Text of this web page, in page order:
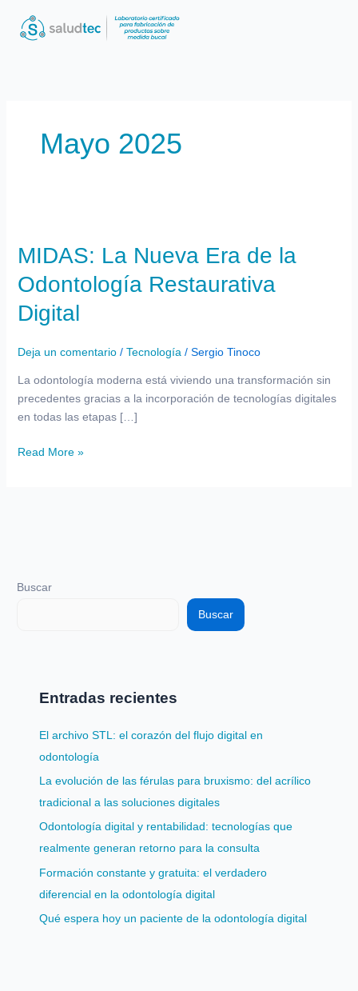
contenido
Mayo 2025
MIDAS: La Nueva Era de la
Odontología Restaurativa
Digital
Deja un comentario / Tecnología / Sergio Tinoco
La odontología moderna está viviendo una transformación sin
precedentes gracias a la incorporación de tecnologías digitales
en todas las etapas […]
Nueva
de
la
Odontología
Digital
Read More »
Buscar
Buscar
Entradas recientes
El archivo STL: el corazón del flujo digital en
odontología
La evolución de las férulas para bruxismo: del acrílico
tradicional a las soluciones digitales
Odontología digital y rentabilidad: tecnologías que
realmente generan retorno para la consulta
Formación constante y gratuita: el verdadero
diferencial en la odontología digital
Qué espera hoy un paciente de la odontología digital